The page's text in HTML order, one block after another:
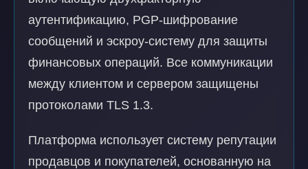
аутентификацию, PGP-шифрование
сообщений и эскроу-систему для защиты
финансовых операций. Все коммуникации
между клиентом и сервером защищены
протоколами TLS 1.3.
Платформа использует систему репутации
продавцов и покупателей, основанную на